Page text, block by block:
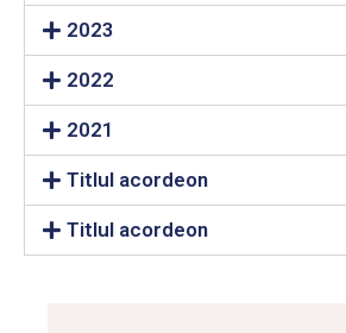
2023
2022
2021
Titlul acordeon
Titlul acordeon